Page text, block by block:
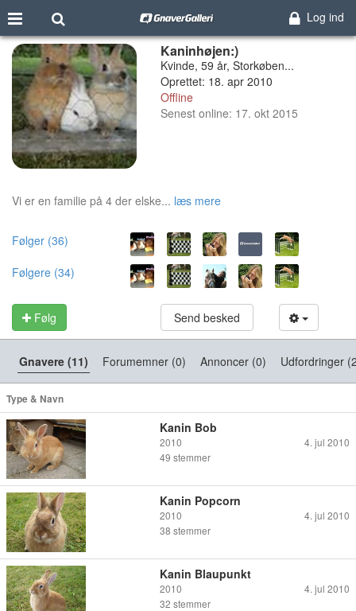
Log ind
Kaninhøjen:)
Kvinde, 59 år, Storkøben...
Oprettet: 18. apr 2010
Offline
Senest online: 17. okt 2015
Vi er en familie på 4 der elske... læs mere
Følger (36)
Følgere (34)
Følg Send besked
Gnavere (11) Forumemner (0) Annoncer (0) Udfordringer
Type & Navn
Kanin Bob
2010
4. jul 2010
49 stemmer
Kanin Popcorn
2010
4. jul 2010
38 stemmer
Kanin Blaupunkt
2010
4. jul 2010
32 stemmer